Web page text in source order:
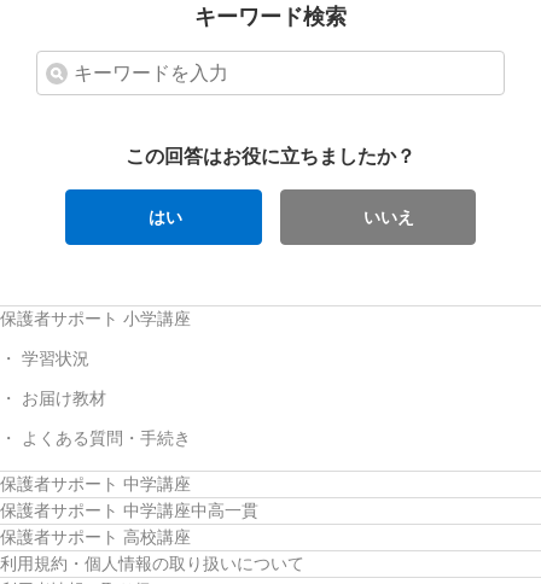
キーワード検索
この回答はお役に立ちましたか？
はい いいえ
保護者サポート 小学講座
学習状況
お届け教材
よくある質問・手続き
保護者サポート 中学講座
保護者サポート 中学講座中高一貫
保護者サポート 高校講座
利用規約・個人情報の取り扱いについて